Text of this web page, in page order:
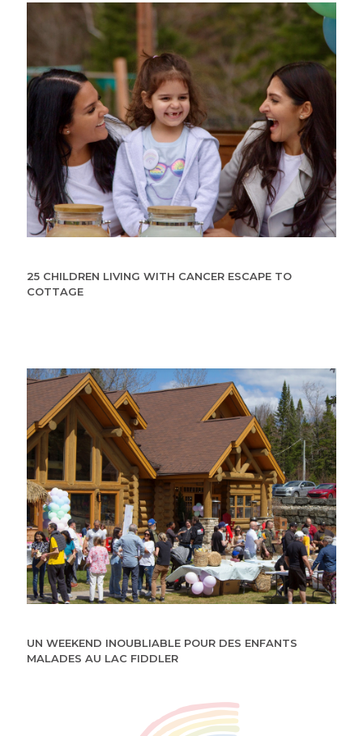
25 CHILDREN LIVING WITH CANCER ESCAPE TO
COTTAGE
UN WEEKEND INOUBLIABLE POUR DES ENFANTS
MALADES AU LAC FIDDLER